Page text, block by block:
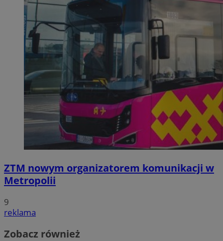
ZTM nowym organizatorem komunikacji w
Metropolii
9
reklama
Zobacz również